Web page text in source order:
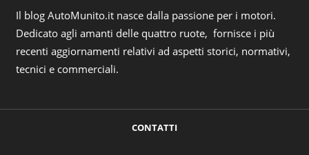
Il blog AutoMunito.it nasce dalla passione per i motori.
Dedicato agli amanti delle quattro ruote, fornisce i più
recenti aggiornamenti relativi ad aspetti storici, normativi,
tecnici e commerciali.
CONTATTI